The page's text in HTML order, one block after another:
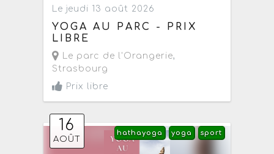
Le jeudi 13 août 2026
YOGA AU PARC - PRIX
LIBRE
Le parc de l'Orangerie,
Strasbourg
Prix libre
16
AOÛT
sport
yoga
hathayoga